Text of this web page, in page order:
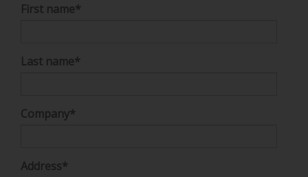
First name*
Last name*
Company*
Address*